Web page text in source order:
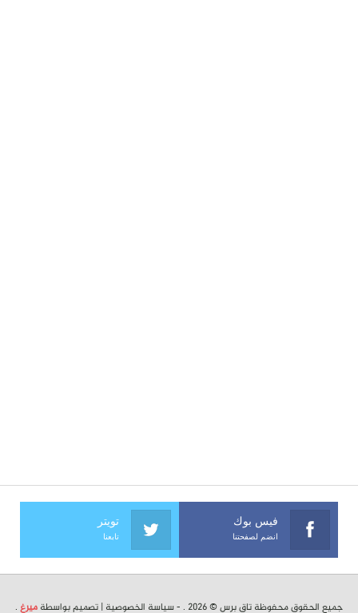
فيس بوك
انضم لصفحتنا
تويتر
تابعنا
جميع الحقوق محفوظة تاق برس © 2026 . - سياسة الخصوصية | تصميم بواسطة ميرغ .